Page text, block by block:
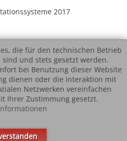
2017
die für den technischen Betrieb
und stets gesetzt werden.
bei Benutzung dieser Website
dienen oder die Interaktion mit
Netzwerken vereinfachen
Ihrer Zustimmung gesetzt.